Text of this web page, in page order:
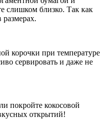
слишком близко. Так как
корочки при температуре
сервировать и даже не
покройте кокосовой
открытий!